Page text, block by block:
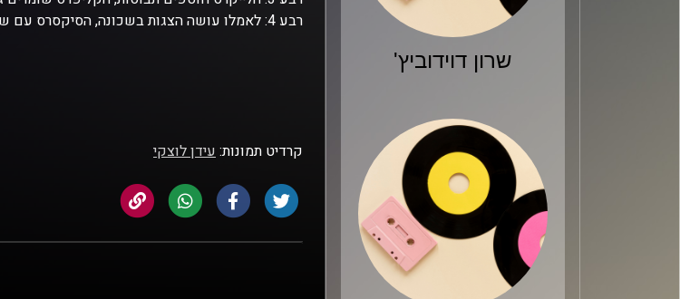
שרון דוידוביץ'
רבע 4: לאמלו עושה הצגות בשכונה, הסיקסרס עם שיעור בכימיה רעה
קרדיט תמונות:עידן לוצקי